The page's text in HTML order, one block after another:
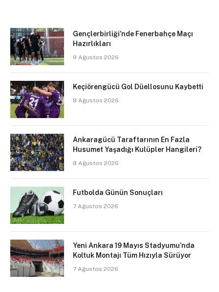
Gençlerbirliği’nde Fenerbahçe Maçı
Hazırlıkları
9 Ağustos 2026
Keçiörengücü Gol Düellosunu Kaybetti
8 Ağustos 2026
Ankaragücü Taraftarının En Fazla
Husumet Yaşadığı Kulüpler Hangileri?
8 Ağustos 2026
Futbolda Günün Sonuçları
7 Ağustos 2026
Yeni Ankara 19 Mayıs Stadyumu’nda
Koltuk Montajı Tüm Hızıyla Sürüyor
7 Ağustos 2026